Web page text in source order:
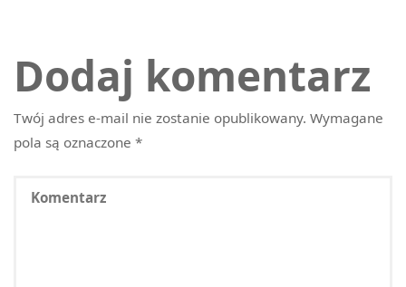
Dodaj komentarz
Twój adres e-mail nie zostanie opublikowany. Wymagane
pola są oznaczone*